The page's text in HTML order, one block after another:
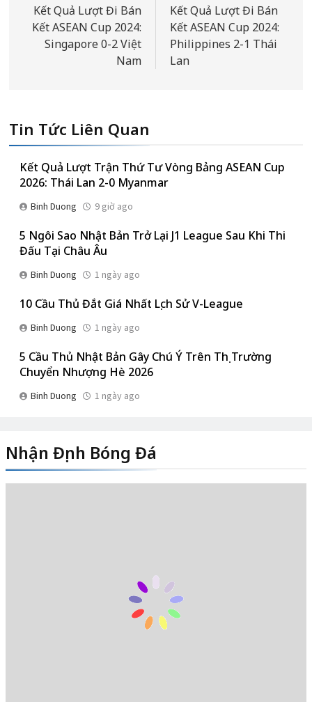
hướng
bài
Kết Quả Lượt Đi Bán
Kết ASEAN Cup 2024:
Singapore 0-2 Việt
Nam
Kết Quả Lượt Đi Bán
Kết ASEAN Cup 2024:
Philippines 2-1 Thái
Lan
Tin Tức Liên Quan
Kết Quả Lượt Trận Thứ Tư Vòng Bảng ASEAN Cup
2026: Thái Lan 2-0 Myanmar
Binh Duong 9 giờ ago
5 Ngôi Sao Nhật Bản Trở Lại J1 League Sau Khi Thi
Đấu Tại Châu Âu
Binh Duong 1 ngày ago
10 Cầu Thủ Đắt Giá Nhất Lịch Sử V-League
Binh Duong 1 ngày ago
5 Cầu Thủ Nhật Bản Gây Chú Ý Trên Thị Trường
Chuyển Nhượng Hè 2026
Binh Duong 1 ngày ago
Nhận Định Bóng Đá